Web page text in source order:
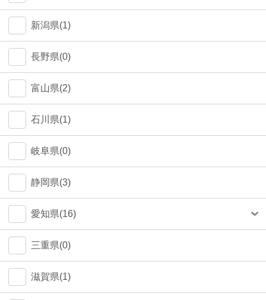
荒川区(0)
北区(0)
中野区(0)
江東区(0)
甲府市(4)
新潟県(1)
長野県(0)
富山県(2)
石川県(1)
岐阜県(0)
静岡県(3)
愛知県(16)
名古屋市(14)
三重県(0)
滋賀県(1)